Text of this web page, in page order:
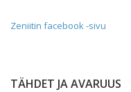
Zeniitin facebook -sivu
TÄHDET JA AVARUUS